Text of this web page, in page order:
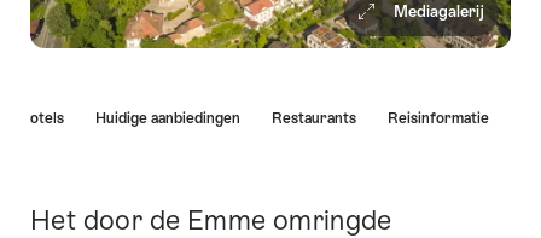
Mediagalerij
rechtstreeks
Hotels Huidige aanbiedingen Restaurants Reisinformatie
Inleiding
Het door de Emme omringde